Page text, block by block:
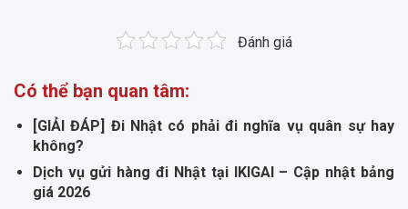
Đánh giá
Có thể bạn quan tâm:
[GIẢI ĐÁP] Đi Nhật có phải đi nghĩa vụ quân sự hay
không?
Dịch vụ gửi hàng đi Nhật tại IKIGAI – Cập nhật bảng
giá 2026